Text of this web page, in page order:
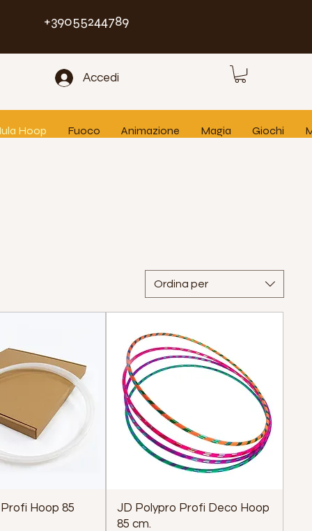
+39055244789
Accedi
Hoop Fuoco Animazione Magia Giochi
Ordina per
Hoop 85
JD Polypro Profi Deco Hoop
85 cm.